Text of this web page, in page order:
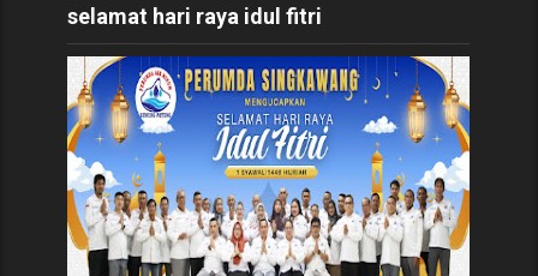
selamat hari raya idul fitri